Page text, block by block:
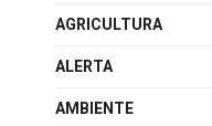
AGRICULTURA
ALERTA
AMBIENTE